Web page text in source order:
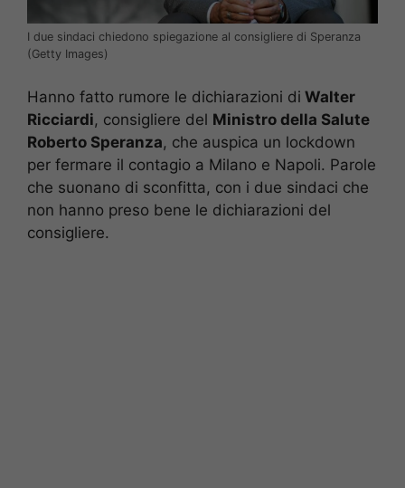
I due sindaci chiedono spiegazione al consigliere di Speranza
(Getty Images)
Hanno fatto rumore le dichiarazioni di Walter
Ricciardi, consigliere del Ministro della Salute
Roberto Speranza, che auspica un lockdown
per fermare il contagio a Milano e Napoli. Parole
che suonano di sconfitta, con i due sindaci che
non hanno preso bene le dichiarazioni del
consigliere.